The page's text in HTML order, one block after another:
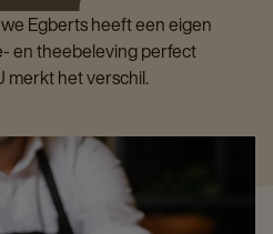
Egberts heeft een eigen
en theebeleving perfect
merkt het verschil.